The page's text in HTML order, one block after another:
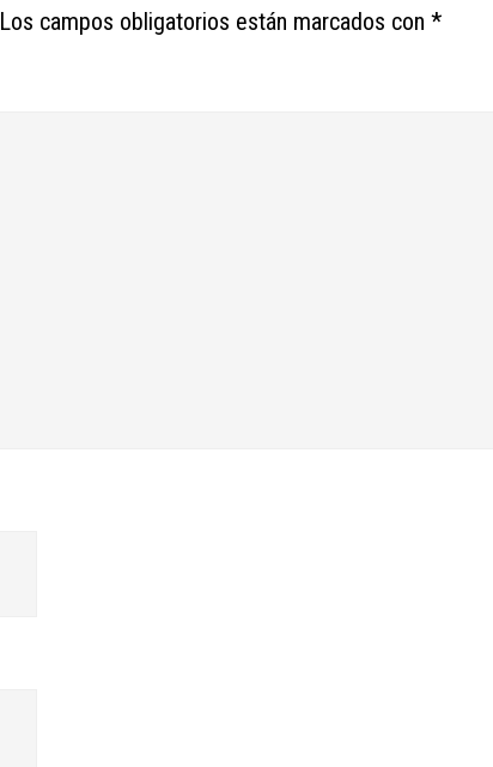
Los campos obligatorios están marcados con *